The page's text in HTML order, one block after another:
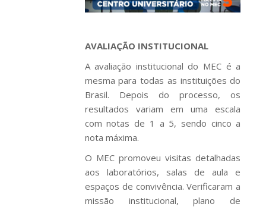
AVALIAÇÃO INSTITUCIONAL
A avaliação institucional do MEC é a
mesma para todas as instituições do
Brasil. Depois do processo, os
resultados variam em uma escala
com notas de 1 a 5, sendo cinco a
nota máxima.
O MEC promoveu visitas detalhadas
aos laboratórios, salas de aula e
espaços de convivência. Verificaram a
missão institucional, plano de